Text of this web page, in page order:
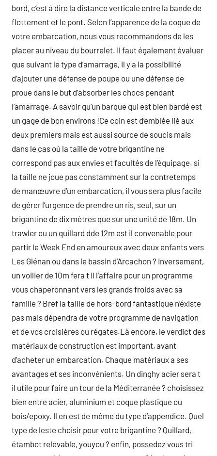
bord, c’est à dire la distance verticale entre la bande de
flottement et le pont. Selon l’apparence de la coque de
votre embarcation, nous vous recommandons de les
placer au niveau du bourrelet. Il faut également évaluer
que suivant le type d’amarrage, il y a la possibilité
d’ajouter une défense de poupe ou une défense de
proue dans le but d’absorber les chocs pendant
l’amarrage. A savoir qu’un barque qui est bien bardé est
un gage de bon environs !Ce coin est d’emblée lié aux
deux premiers mais est aussi source de soucis mais
dans le cas où la taille de votre brigantine ne
correspond pas aux envies et facultés de l’équipage. si
la taille ne joue pas constamment sur la contretemps
de manœuvre d’un embarcation, il vous sera plus facile
de gérer l’urgence de prendre un ris, seul, sur un
brigantine de dix mètres que sur une unité de 18m. Un
trawler ou un quillard dde 12m est il convenable pour
partir le Week End en amoureux avec deux enfants vers
Les Glénan ou dans le bassin d’Arcachon ? Inversement,
un voilier de 10m fera t il l’affaire pour un programme
vous chaperonnant vers les grands froids avec sa
famille ? Bref la taille de hors-bord fantastique n’éxiste
pas mais dépendra de votre programme de navigation
et de vos croisières ou régates.Là encore, le verdict des
matériaux de construction est important, avant
d’acheter un embarcation. Chaque matériaux a ses
avantages et ses inconvénients. Un dinghy acier sera t
il utile pour faire un tour de la Méditerranée ? choisissez
bien entre acier, aluminium et coque plastique ou
bois/epoxy. Il en est de même du type d’appendice. Quel
type de leste choisir pour votre brigantine ? Quillard,
étambot relevable, youyou ? enfin, possedez vous tri